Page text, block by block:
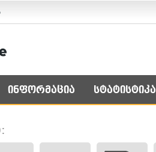
ინფორმაცია სტატისტიკა